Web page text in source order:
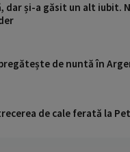
dar și-a găsit un alt
de nuntă în
de cale ferată la